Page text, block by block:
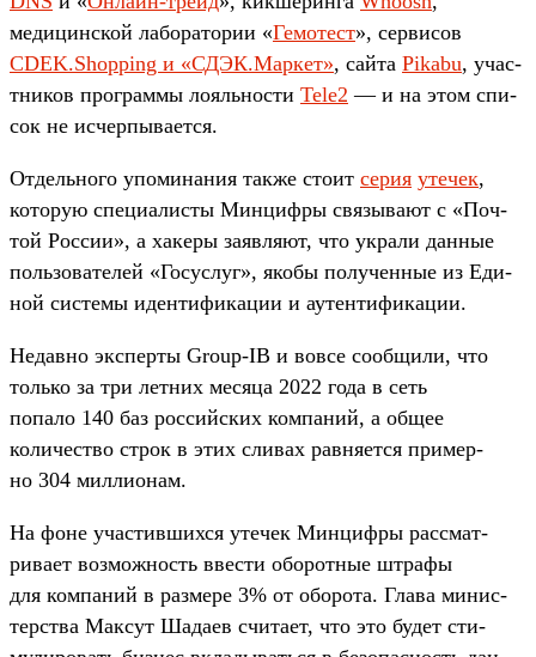
медицин­ской лабора­тории «Ге­мотест», сер­висов
CDEK.Shopping и «СДЭК.Мар­кет», сай­та Pikabu, учас­
тни­ков прог­раммы лояль­нос­ти Tele2 — и на этом спи­
сок не исчерпы­вает­ся.
От­дель­ного упо­мина­ния так­же сто­ит се­рия уте­чек,
которую спе­циалис­ты Мин­цифры свя­зыва­ют с «Поч­
той Рос­сии», а хакеры заяв­ляют, что укра­ли дан­ные
поль­зовате­лей «Госус­луг», яко­бы получен­ные из Еди­
ной сис­темы иден­тифика­ции и аутен­тифика­ции.
Не­дав­но экспер­ты Group-IB и вов­се сооб­щили, что
толь­ко за три лет­них месяца 2022 года в сеть
попало 140 баз рос­сий­ских ком­паний, а общее
количес­тво строк в этих сли­вах рав­няет­ся при­мер­
но 304 мил­лионам.
На фоне учас­тивших­ся уте­чек Мин­цифры рас­смат­
рива­ет воз­можность ввес­ти обо­рот­ные штра­фы
для ком­паний в раз­мере 3% от обо­рота. Гла­ва минис­
терс­тва Мак­сут Шада­ев счи­тает, что это будет сти­